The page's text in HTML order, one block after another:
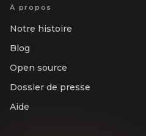
À propos
Notre histoire
Blog
Open source
Dossier de presse
Aide